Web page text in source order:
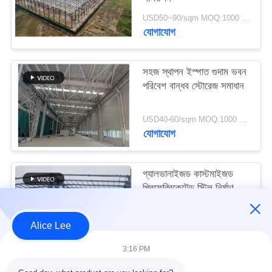
মামলা
সাইট
ম্যাপ
গোপনীয়তা
নীতি
USD50~90/sqm MOQ:1000 বর্গমিটার
যোগাযোগ
সহজ স্থাপন ইস্পাত গুদাম ভবন
পরিবেশ বান্ধব স্টোরেজ সমাধান
USD40-60/sqm MOQ:1000 বর্গমিটার
যোগাযোগ
গ্যালভানাইজড কাস্টমাইজড
প্রিফেব্রিকেটেড স্টিল নির্মাণ
Alice Lee
3:16 PM